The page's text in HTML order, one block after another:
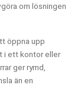
om lösningen
öppna upp
i ett kontor eller
ger rymd,
än en